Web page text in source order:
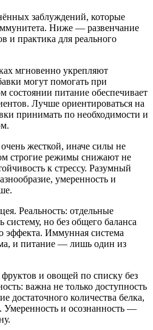
заблуждений, которые
Ниже — развенчание
и практика для реального
мгновенно укрепляют
могут помогать при
состоянии питание обеспечивает
Лучше ориентироваться на
принимать по необходимости и
жесткой, иначе силы не
строгие режимы снижают не
к стрессу. Разумный
умеренность и
Реальность: отдельные
но без общего баланса
эффекта. Иммунная система
и питание — лишь один из
и овощей по списку без
важна не только доступность
достаточного количества белка,
и осознанность —